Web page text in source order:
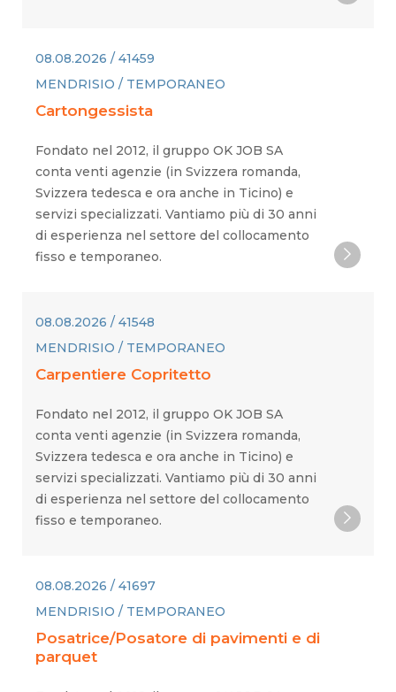
08.08.2026 / 41459
MENDRISIO / TEMPORANEO
Cartongessista
Fondato nel 2012, il gruppo OK JOB SA
conta venti agenzie (in Svizzera romanda,
Svizzera tedesca e ora anche in Ticino) e
servizi specializzati. Vantiamo più di 30 anni
di esperienza nel settore del collocamento
fisso e temporaneo.
08.08.2026 / 41548
MENDRISIO / TEMPORANEO
Carpentiere Copritetto
Fondato nel 2012, il gruppo OK JOB SA
conta venti agenzie (in Svizzera romanda,
Svizzera tedesca e ora anche in Ticino) e
servizi specializzati. Vantiamo più di 30 anni
di esperienza nel settore del collocamento
fisso e temporaneo.
08.08.2026 / 41697
MENDRISIO / TEMPORANEO
Posatrice/Posatore di pavimenti e di
parquet